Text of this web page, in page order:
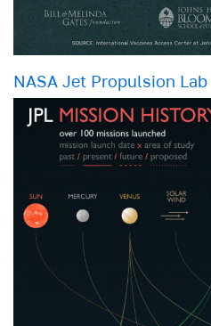
NASA Jet Propulsion Lab